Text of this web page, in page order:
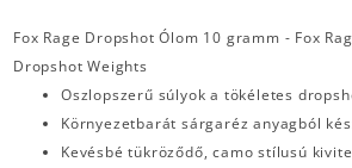
Fox Rage Dropshot Ólom 10 gramm - Fox
Dropshot Weights
Oszlopszerű súlyok a tökéletes
Környezetbarát sárgaréz anyagból
Kevésbé tükröződő, camo stílusú